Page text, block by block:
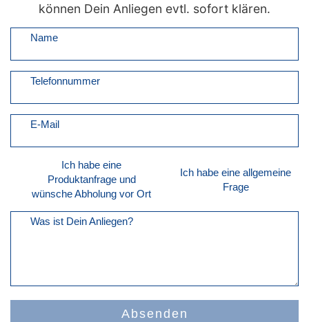
können Dein Anliegen evtl. sofort klären.
Name
Telefonnummer
E-Mail
Ich habe eine
Produktanfrage und
wünsche Abholung vor Ort
Ich habe eine allgemeine
Frage
Was ist Dein Anliegen?
Absenden